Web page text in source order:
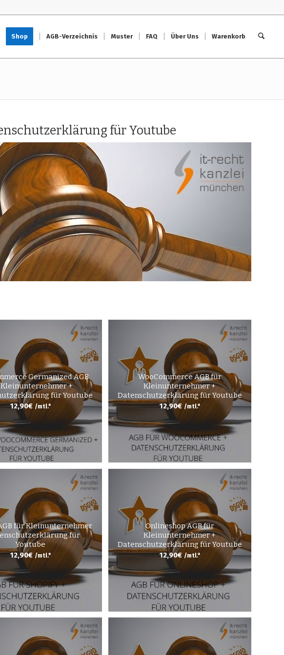
Shop AGB-Verzeichnis Muster FAQ Über Uns Warenkorb
für Youtube
Germanized AGB
+
für Youtube
12,90€ /mtl.*
WooCommerce AGB für
Kleinunternehmer +
Datenschutzerklärung für Youtube
12,90€ /mtl.*
für Kleinunternehmer
für
Youtube
12,90€ /mtl.*
Onlineshop AGB für
Kleinunternehmer +
Datenschutzerklärung für Youtube
12,90€ /mtl.*